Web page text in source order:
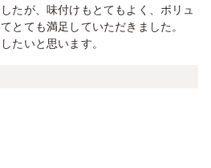
たが、味付けもとてもよく、ボリュ
とても満足していただきました。
たいと思います。